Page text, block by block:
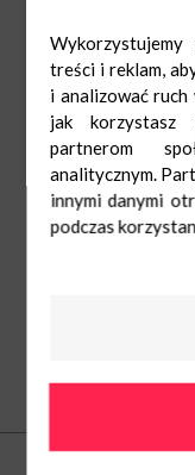
treści i reklam,
i analizować
jak korzystasz
partnerom
analitycznym.
innymi danymi
podczas